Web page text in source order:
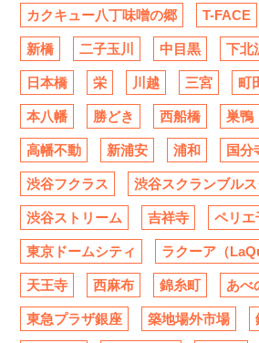
カクキュー八丁味噌の郷 T-FACE
新橋 二子玉川 中目黒 下北
日本橋 栄 川越 三宮 町
本八幡 勝どき 西船橋 巣鴨
高幡不動 新浦安 浦和 国分
渋谷フクラス 渋谷スクランブル
渋谷ストリーム 吉祥寺 ペリエ
東京ドームシティ ラクーア（
天王寺 西麻布 錦糸町 あべ
東急プラザ銀座 築地場外市場